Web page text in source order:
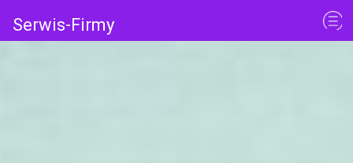
Serwis-Firmy